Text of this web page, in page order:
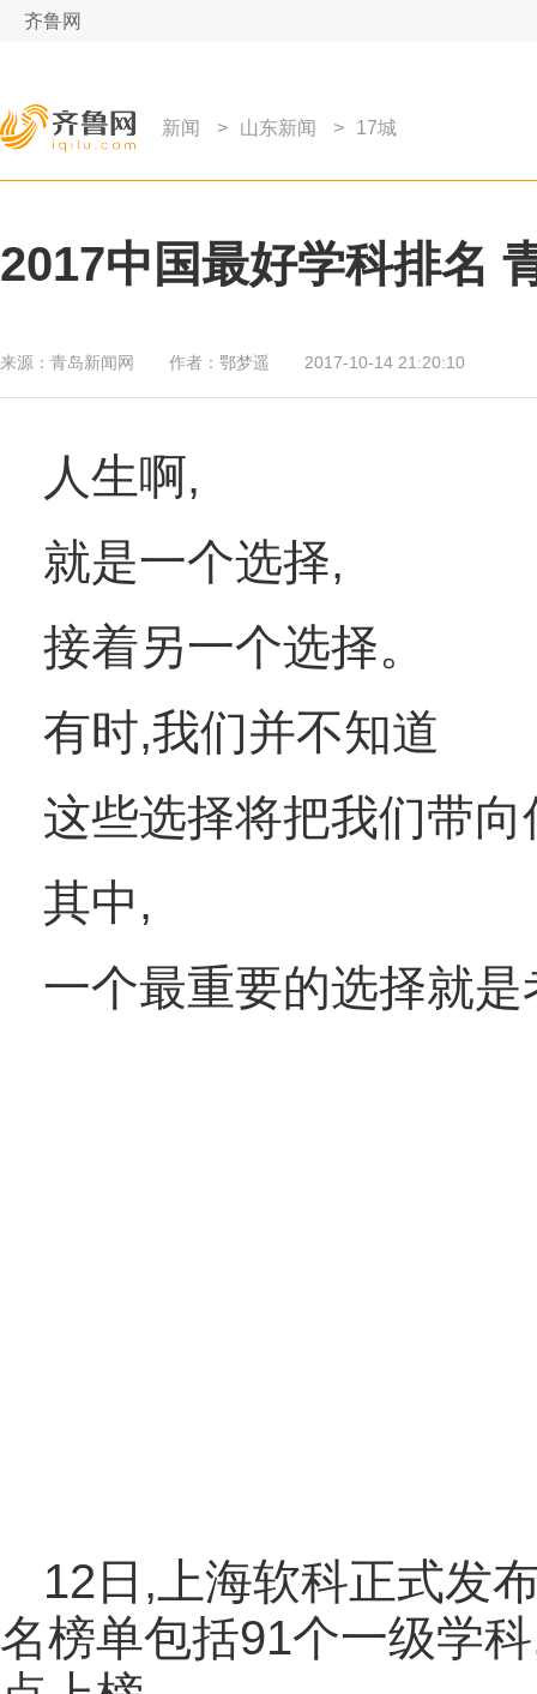
齐鲁网
新闻 > 山东新闻 > 17城
2017中国最好学科排名
来源： 青岛新闻网 作者： 鄂梦遥 2017-10-14 21:20:10
人生啊,
就是一个选择,
接着另一个选择。
有时,我们并不知道
这些选择将把我们带向
其中,
一个最重要的选择就是
12日,上海软科正式发
名榜单包括91个一级学